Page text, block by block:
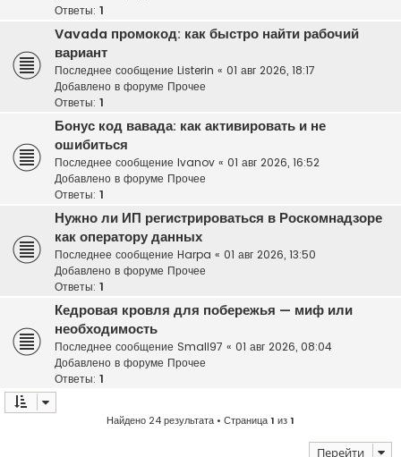
Ответы: 1
Vavada промокод: как быстро найти рабочий
вариант
Последнее сообщение Listerin « 01 авг 2026, 18:17
Добавлено в форуме Прочее
Ответы: 1
Бонус код вавада: как активировать и не
ошибиться
Последнее сообщение Ivanov « 01 авг 2026, 16:52
Добавлено в форуме Прочее
Ответы: 1
Нужно ли ИП регистрироваться в Роскомнадзоре
как оператору данных
Последнее сообщение Harpa « 01 авг 2026, 13:50
Добавлено в форуме Прочее
Ответы: 1
Кедровая кровля для побережья — миф или
необходимость
Последнее сообщение Small97 « 01 авг 2026, 08:04
Добавлено в форуме Прочее
Ответы: 1
Найдено 24 результата • Страница1 из1
Перейти